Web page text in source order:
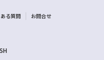
る質問 お問合せ